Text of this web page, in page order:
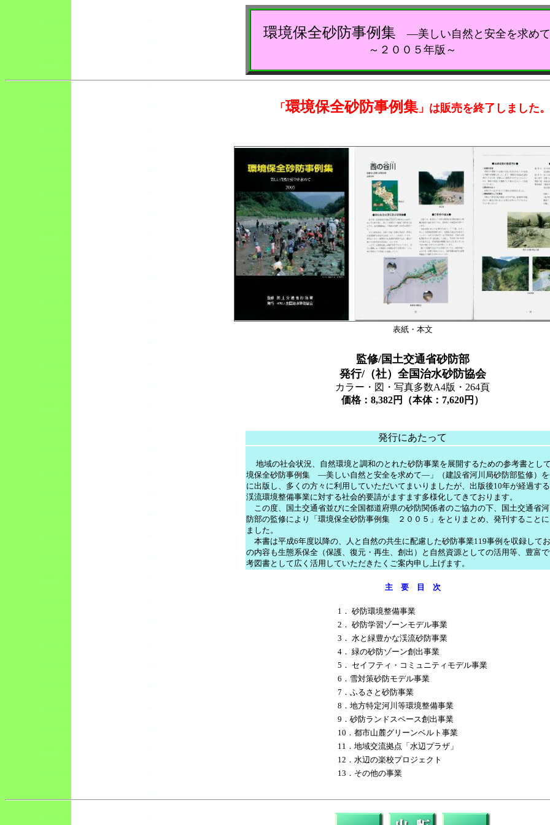
環境保全砂防事例集 ―美しい自然と安全を求め
～２００５年版～
「 環境保全砂防事例集 」は販売を終了しました。
表紙・本文
監修/国土交通省砂防部
発行/（社）全国治水砂防協会
カラー・図・写真多数A4版・264頁
価格：8,382円（本体：7,620円）
発行にあたって
地域の社会状況、自然環境と調和のとれた砂防事業を展開するための参考書とし
境保全砂防事例集 ―美しい自然と安全を求めて―」（建設省河川局砂防部監修）を
に出版し、多くの方々に利用していただいてまいりましたが、出版後10年が経過す
渓流環境整備事業に対する社会的要請がますます多様化してきております。
この度、国土交通省並びに全国都道府県の砂防関係者のご協力の下、国土交通省
防部の監修により「環境保全砂防事例集 ２００５」をとりまとめ、発刊すること
ました。
本書は平成6年度以降の、人と自然の共生に配慮した砂防事業119事例を収録して
の内容も生態系保全（保護、復元・再生、創出）と自然資源としての活用等、豊富
考図書として広く活用していただきたくご案内申し上げます。
主 要 目 次
1． 砂防環境整備事業
2． 砂防学習ゾーンモデル事業
3． 水と緑豊かな渓流砂防事業
4． 緑の砂防ゾーン創出事業
5． セイフティ・コミュニティモデル事業
6．雪対策砂防モデル事業
7．ふるさと砂防事業
8．地方特定河川等環境整備事業
9．砂防ランドスペース創出事業
10．都市山麓グリーンベルト事業
11．地域交流拠点「水辺プラザ」
12．水辺の楽校プロジェクト
13．その他の事業